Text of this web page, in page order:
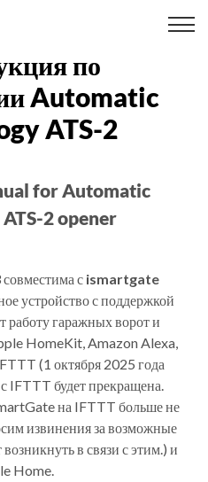
по
Automatic
ATS-2
for Automatic
2 opener
с ismartgate
устройство с поддержкой
работу гаражных ворот и
HomeKit, Amazon Alexa,
(1 октября 2025 года
IFTTT будет прекращена.
на IFTTT больше не
извинения за возможные
в связи с этим.) и
Home.